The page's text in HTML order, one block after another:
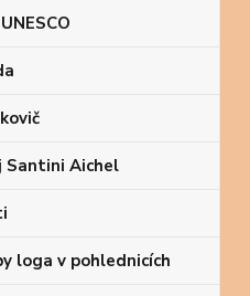
Santini Aichel
loga v pohlednicích